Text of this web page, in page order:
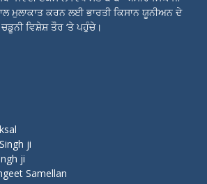
ਮੁਲਾਕਾਤ ਕਰਨ ਲਈ ਭਾਰਤੀ ਕਿਸਾਨ ਯੂਨੀਅਨ ਦੇ
ਵਿਸ਼ੇਸ਼ ਤੌਰ ‘ਤੇ ਪਹੁੰਚੇ।
ji
ji
Samellan